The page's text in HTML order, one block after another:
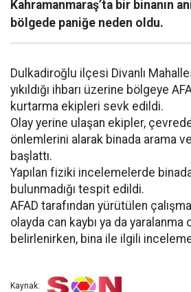
Kahramanmaraş’ta bir binanın
bölgede paniğe neden oldu.
Dulkadiroğlu ilçesi Divanlı
yıkıldığı ihbarı üzerine bölgeye
kurtarma ekipleri sevk edildi.
Olay yerine ulaşan ekipler,
önlemlerini alarak binada arama
başlattı.
Yapılan fiziki incelemelerde
bulunmadığı tespit edildi.
AFAD tarafından yürütülen
olayda can kaybı ya da yaralanma
belirlenirken, bina ile ilgili inceleme
Kaynak: